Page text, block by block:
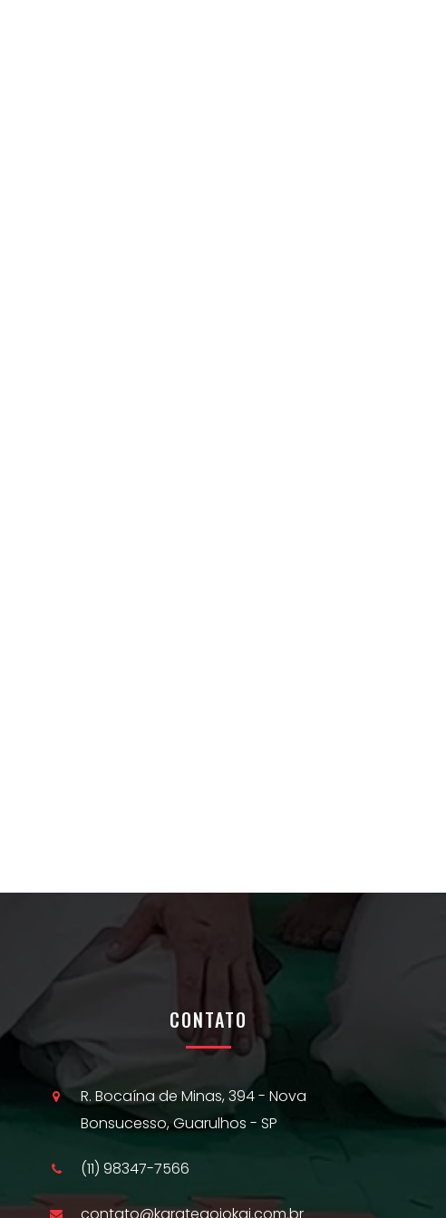
CONTATO
R. Bocaína de Minas, 394 - Nova
Bonsucesso, Guarulhos - SP
(11) 98347-7566
contato@karategojokai.com.br